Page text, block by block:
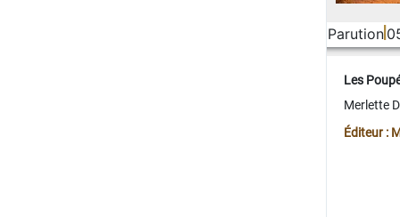
Parution
Les
Merlette
Éditeur :